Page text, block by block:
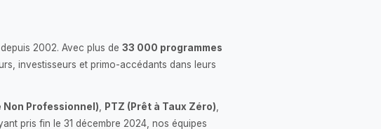
depuis 2002. Avec plus de 33 000 programmes
investisseurs et primo-accédants dans leurs
Non Professionnel) PTZ (Prêt à Taux Zéro)
pris fin le 31 décembre 2024, nos équipes